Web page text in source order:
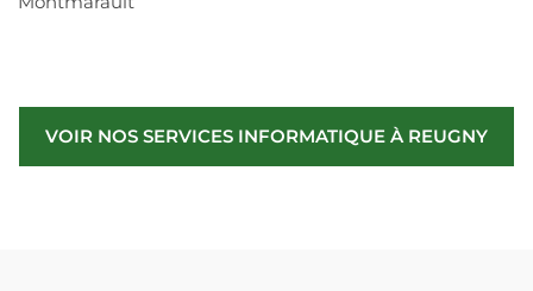
VOIR NOS SERVICES INFORMATIQUE À REUGNY